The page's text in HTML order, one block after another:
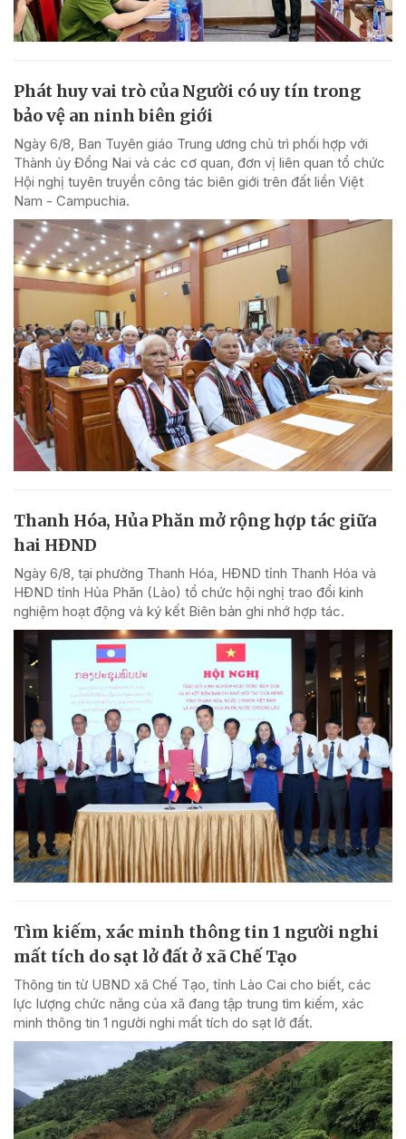
Phát huy vai trò của Người có uy tín trong
bảo vệ an ninh biên giới
Ngày 6/8, Ban Tuyên giáo Trung ương chủ trì phối hợp với
Thành ủy Đồng Nai và các cơ quan, đơn vị liên quan tổ chức
Hội nghị tuyên truyền công tác biên giới trên đất liền Việt
Nam - Campuchia.
Thanh Hóa, Hủa Phăn mở rộng hợp tác giữa
hai HĐND
Ngày 6/8, tại phường Thanh Hóa, HĐND tỉnh Thanh Hóa và
HĐND tỉnh Hủa Phăn (Lào) tổ chức hội nghị trao đổi kinh
nghiệm hoạt động và ký kết Biên bản ghi nhớ hợp tác.
Tìm kiếm, xác minh thông tin 1 người nghi
mất tích do sạt lở đất ở xã Chế Tạo
Thông tin từ UBND xã Chế Tạo, tỉnh Lào Cai cho biết, các
lực lượng chức năng của xã đang tập trung tìm kiếm, xác
minh thông tin 1 người nghi mất tích do sạt lở đất.